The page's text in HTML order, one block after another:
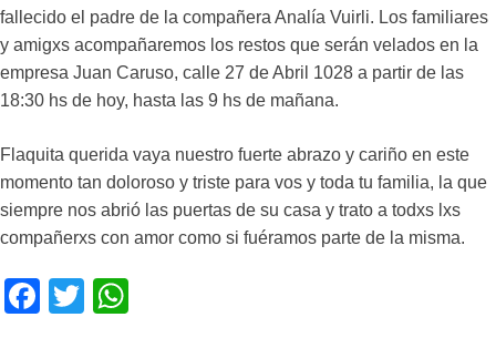
fallecido el padre de la compañera Analía Vuirli. Los familiares
y amigxs acompañaremos los restos que serán velados en la
empresa Juan Caruso, calle 27 de Abril 1028 a partir de las
18:30 hs de hoy, hasta las 9 hs de mañana.
Flaquita querida vaya nuestro fuerte abrazo y cariño en este
momento tan doloroso y triste para vos y toda tu familia, la que
siempre nos abrió las puertas de su casa y trato a todxs lxs
compañerxs con amor como si fuéramos parte de la misma.
F
T